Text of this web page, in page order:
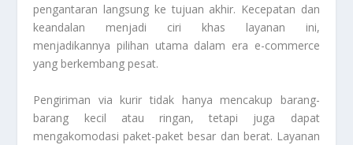
pengantaran langsung ke tujuan akhir. Kecepatan dan
keandalan menjadi ciri khas layanan ini,
menjadikannya pilihan utama dalam era e-commerce
yang berkembang pesat.
Pengiriman via kurir tidak hanya mencakup barang-
barang kecil atau ringan, tetapi juga dapat
mengakomodasi paket-paket besar dan berat. Layanan